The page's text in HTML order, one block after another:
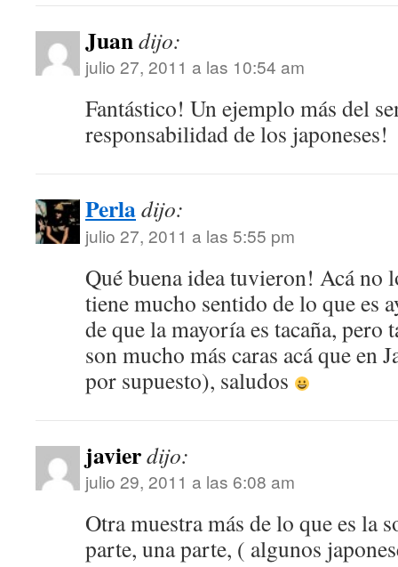
Juandijo:
julio 27, 2011 a las 10:54 am
Fantástico! Un ejemplo más del
responsabilidad de los japoneses!
Perladijo:
julio 27, 2011 a las 5:55 pm
Qué buena idea tuvieron! Acá no
tiene mucho sentido de lo que es
de que la mayoría es tacaña, pero
son mucho más caras acá que en
por supuesto), saludos
javierdijo:
julio 29, 2011 a las 6:08 am
Otra muestra más de lo que es la
parte, una parte, ( algunos